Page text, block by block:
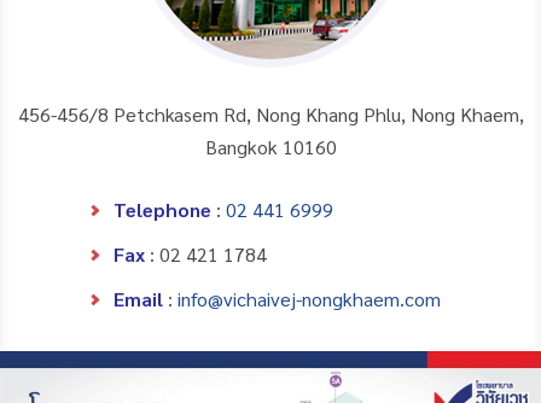
456-456/8 Petchkasem Rd, Nong Khang Phlu, Nong Khaem,
Bangkok 10160
Telephone : 02 441 6999
Fax : 02 421 1784
Email : info@vichaivej-nongkhaem.com